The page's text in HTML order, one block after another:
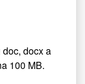
docx a
100 MB.